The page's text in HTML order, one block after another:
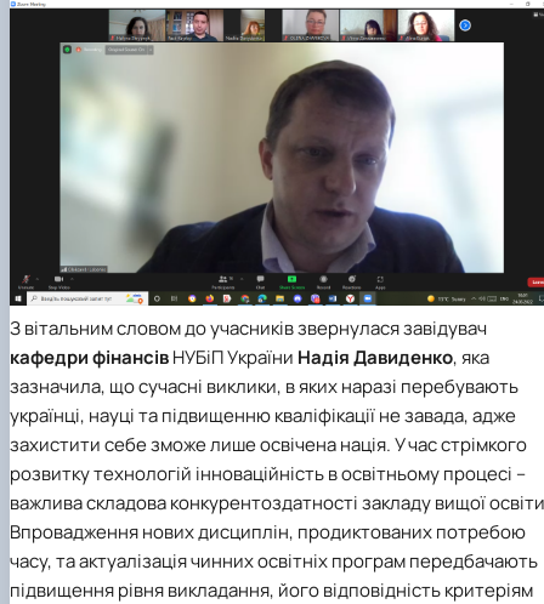
З вітальним словом до учасників звернулася завідувач
кафедри фінансівНУБіП України Надія Давиденко, яка
зазначила, що сучасні виклики, в яких наразі перебувають
українці, науці та підвищенню кваліфікації не завада, адже
захистити себе зможе лише освічена нація. У час стрімкого
розвитку технологій інноваційність в освітньому процесі –
важлива складова конкурентоздатності закладу вищої
Впровадження нових дисциплін, продиктованих потребою
часу, та актуалізація чинних освітніх програм передбачають
підвищення рівня викладання, його відповідність критеріям